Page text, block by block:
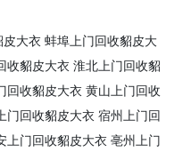
皮大衣 蚌埠上门回收貂皮大
收貂皮大衣 淮北上门回收貂
回收貂皮大衣 黄山上门回收
门回收貂皮大衣 宿州上门回
上门回收貂皮大衣 亳州上门